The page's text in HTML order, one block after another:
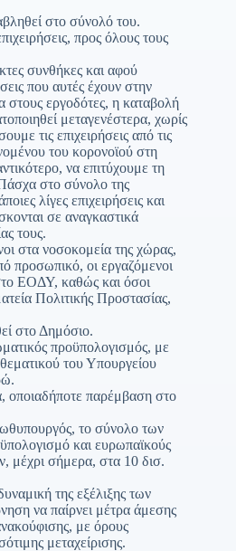
στο σύνολό του.
προς όλους τους
συνθήκες και αφού
που αυτές έχουν στην
στους εργοδότες, η καταβολή
μεταγενέστερα, χωρίς
τις επιχειρήσεις από τις
του κορονοϊού στη
να επιτύχουμε τη
στο σύνολο της
λίγες επιχειρήσεις και
σε αναγκαστικά
τους.
στα νοσοκομεία της χώρας,
προσωπικό, οι εργαζόμενοι
ΕΟΔΥ, καθώς και όσοι
Πολιτικής Προστασίας,
στο Δημόσιο.
προϋπολογισμός, με
του Υπουργείου
οποιαδήποτε παρέμβαση στο
το σύνολο των
και ευρωπαϊκούς
μέχρι σήμερα, στα 10 δισ.
της εξέλιξης των
να παίρνει μέτρα άμεσης
με όρους
μεταχείρισης.